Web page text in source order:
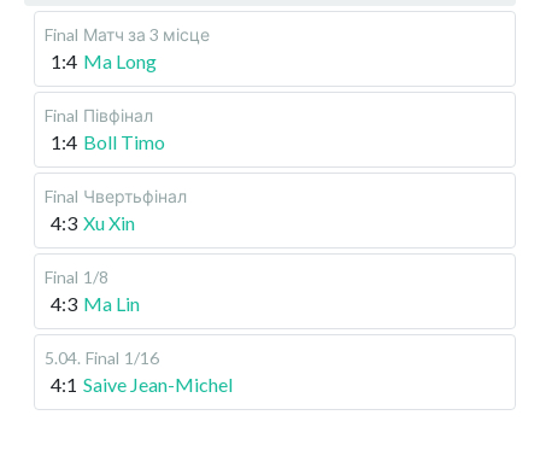
Final Матч за 3 місце
1:4 Ma Long
Final Півфінал
1:4 Boll Timo
Final Чвертьфінал
4:3 Xu Xin
Final 1/8
4:3 Ma Lin
5.04. Final 1/16
4:1 Saive Jean-Michel